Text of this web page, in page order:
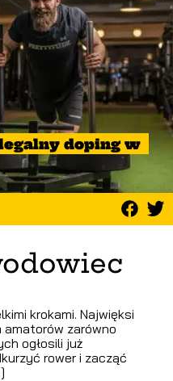
doping w
krokami. Najwięksi
zarówno
ogłosili już
rower i zacząć